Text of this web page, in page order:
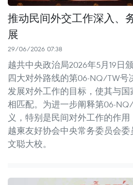
推动民间外交工作深入、
展
29/06/2026 07:38
越共中央政治局2026年5月19日
四大对外路线的第06-NQ/TW号
发展对外工作的目标，使其与
相匹配。为进一步阐释第06-
义，特别是民间对外工作的作
越柬友好协会中央常务委员会
文聪大校。